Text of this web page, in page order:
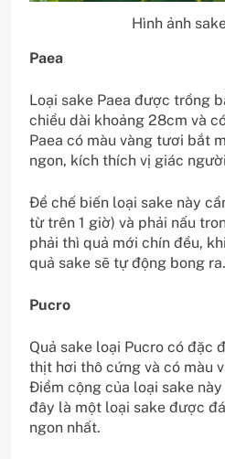
Hình ảnh
Paea
Loại sake Paea được trồng
chiều dài khoảng 28cm và
Paea có màu vàng tươi bắt
ngon, kích thích vị giác
Để chế biến loại sake này
từ trên 1 giờ) và phải nấu
phải thì quả mới chín đều,
quả sake sẽ tự động bong ra.
Pucro
Quả sake loại Pucro có đặc
thịt hơi thô cứng và có màu
Điểm cộng của loại sake
đây là một loại sake được
ngon nhất.